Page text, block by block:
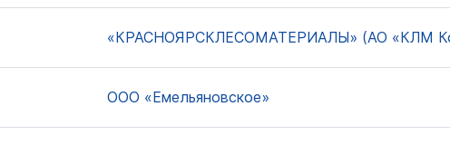
«КРАСНОЯРСКЛЕСОМАТЕРИАЛЫ» (АО «КЛМ
ООО «Емельяновское»